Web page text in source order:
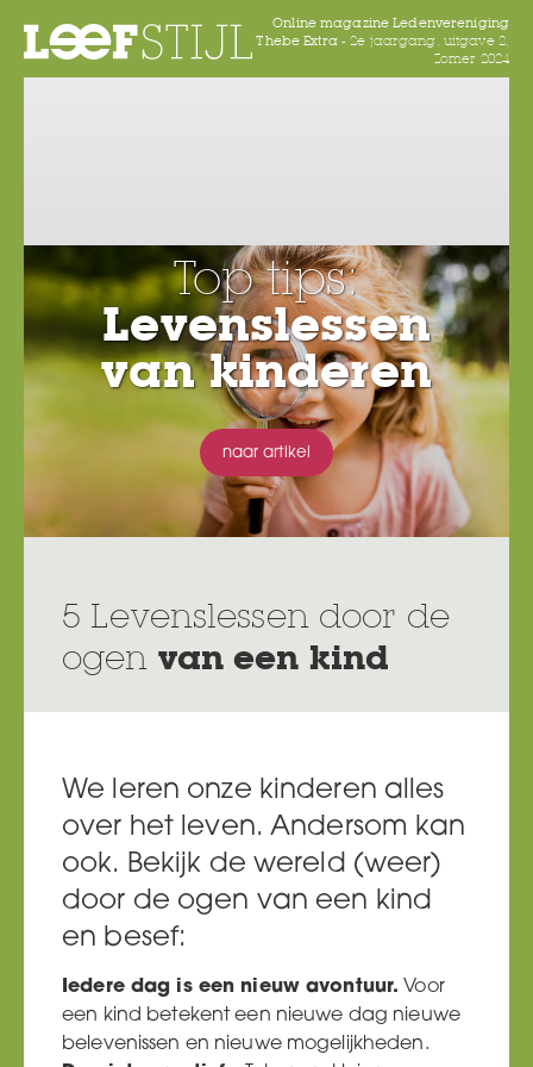
Online magazine Ledenvereniging
Thebe Extra -2e jaargang, uitgave 2,
Zomer 2024
Top tips:
Levenslessen
van kinderen
naar artikel
5 Levenslessen door de
ogen van een kind
We leren onze kinderen alles
over het leven. Andersom kan
ook. Bekijk de wereld (weer)
door de ogen van een kind
en besef:
Iedere dag is een nieuw avontuur. Voor
een kind betekent een nieuwe dag nieuwe
belevenissen en nieuwe mogelijkheden.